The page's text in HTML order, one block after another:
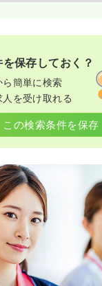
保存しておく？
ら簡単に検索
人を受け取れる
この検索条件を保存